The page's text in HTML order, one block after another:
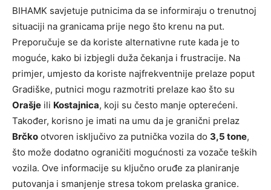
BIHAMK savjetuje putnicima da se informiraju o trenutnoj
situaciji na granicama prije nego što krenu na put.
Preporučuje se da koriste alternativne rute kada je to
moguće, kako bi izbjegli duža čekanja i frustracije. Na
primjer, umjesto da koriste najfrekventnije prelaze poput
Gradiške, putnici mogu razmotriti prelaze kao što su
Orašje ili Kostajnica, koji su često manje opterećeni.
Također, korisno je imati na umu da je granični prelaz
Brčko otvoren isključivo za putnička vozila do 3,5 tone,
što može dodatno ograničiti mogućnosti za vozače teških
vozila. Ove informacije su ključno oruđe za planiranje
putovanja i smanjenje stresa tokom prelaska granice.